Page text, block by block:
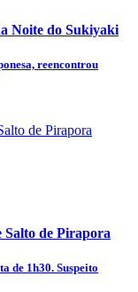
Noite do Sukiyaki
reencontrou
de Pirapora
de 1h30. Suspeito